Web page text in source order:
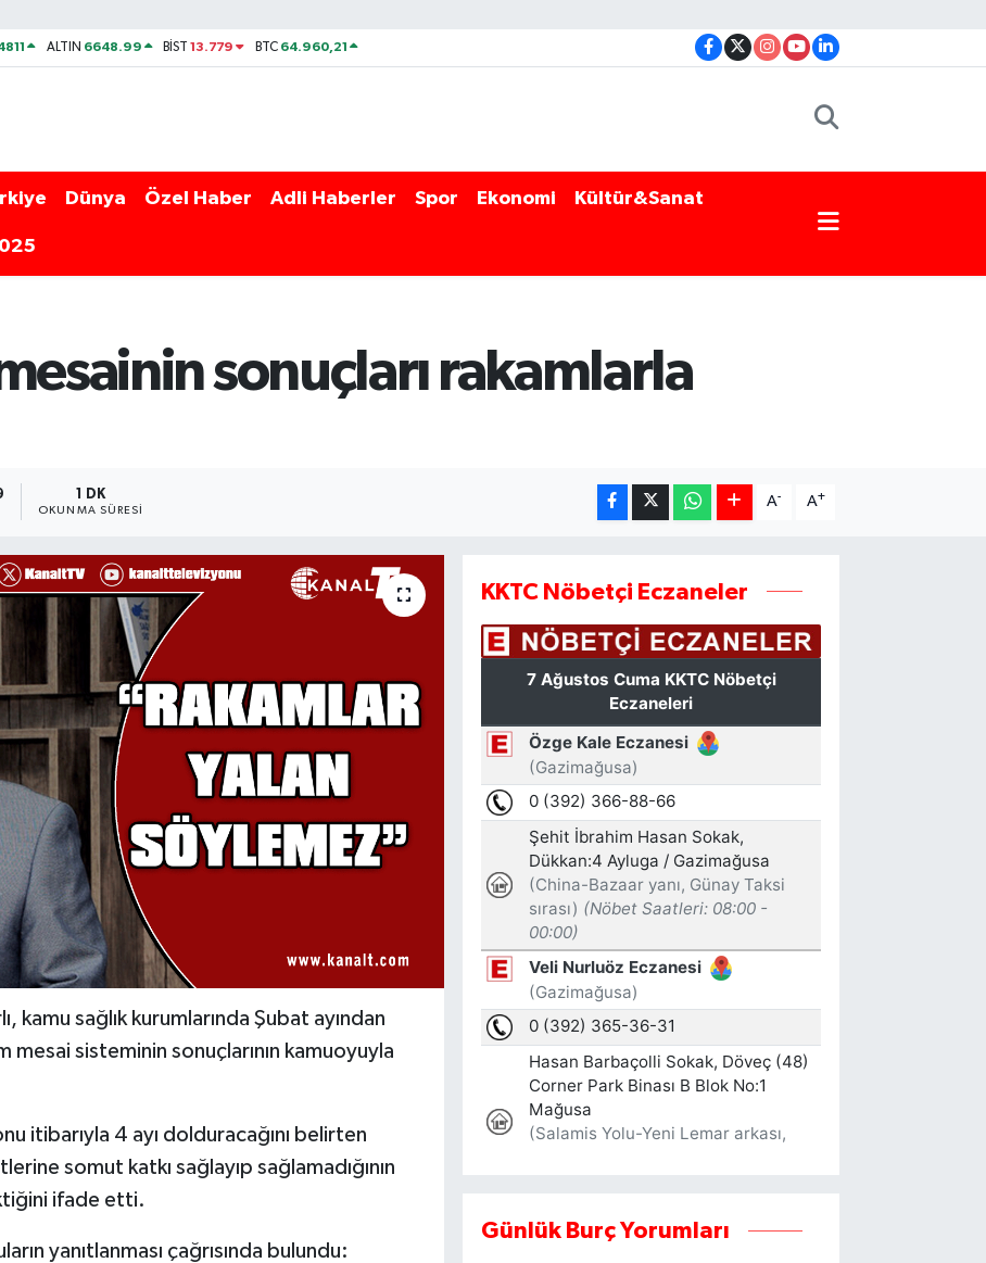
ALTIN 6648.99 BİST13.779 BTC 64.960,21
Dünya Özel Haber Adli Haberler Spor Ekonomi Kültür&Sanat
sonuçları rakamlarla
1 DK
OKUNMA SÜRESI
A- A+
kamu sağlık kurumlarında Şubat ayından
sisteminin sonuçlarının kamuoyuyla
itibarıyla 4 ayı dolduracağını belirten
somut katkı sağlayıp sağlamadığının
ifade etti.
yanıtlanması çağrısında bulundu:
KKTC Nöbetçi Eczaneler
Günlük Burç Yorumları